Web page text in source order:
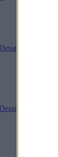
Rural
Rural